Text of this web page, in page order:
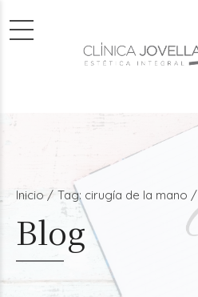
Inicio Tag: cirugía de la mano /
Blog